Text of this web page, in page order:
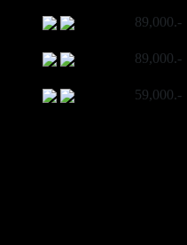
89,000.-
89,000.-
59,000.-